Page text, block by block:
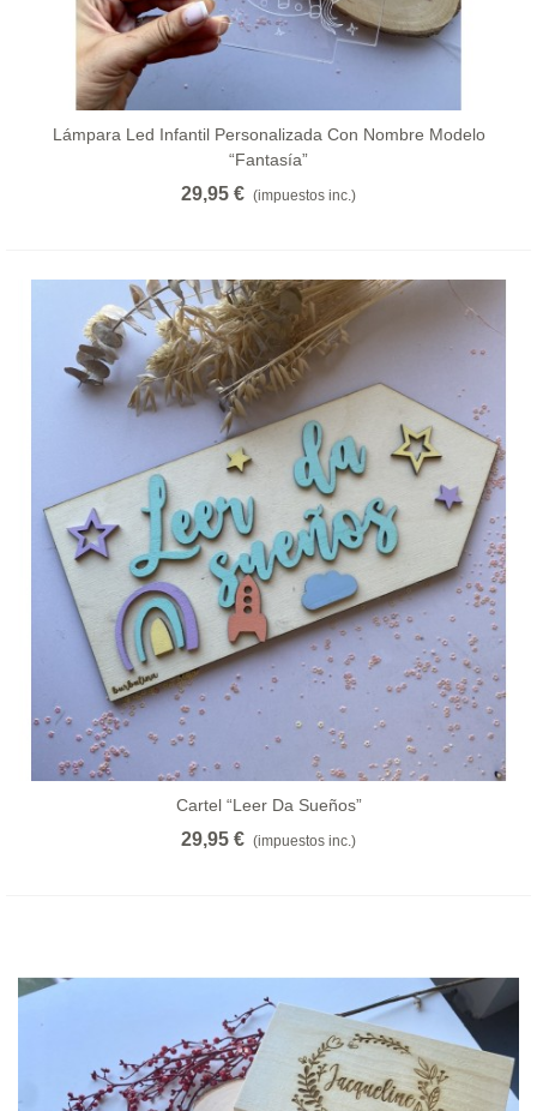
Lámpara Led Infantil Personalizada Con Nombre Modelo
“fantasía”
29,95 € (impuestos inc.)
Cartel “leer Da Sueños”
29,95 € (impuestos inc.)